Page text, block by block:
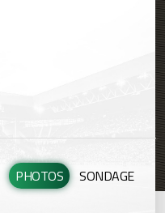
PHOTOS
SONDAGE